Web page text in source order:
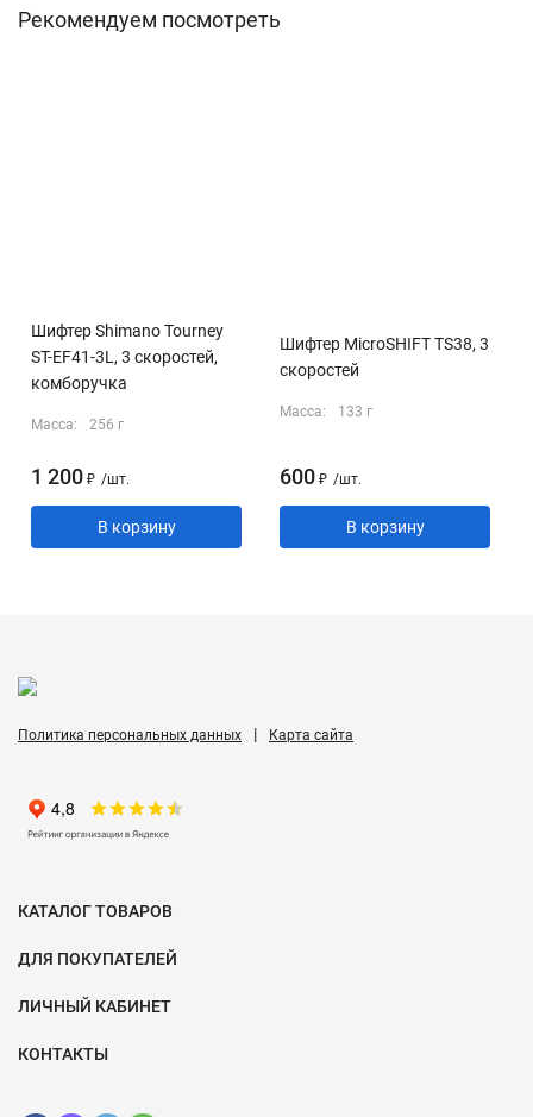
Рекомендуем посмотреть
Шифтер Shimano Tourney
ST-EF41-3L, 3 скоростей,
комборучка
Масса: 256 г
1 200 ₽ /шт.
В корзину
Шифтер MicroSHIFT TS38, 3
скоростей
Масса: 133 г
600 ₽ /шт.
В корзину
Политика персональных данных | Карта сайта
КАТАЛОГ ТОВАРОВ
ДЛЯ ПОКУПАТЕЛЕЙ
ЛИЧНЫЙ КАБИНЕТ
КОНТАКТЫ